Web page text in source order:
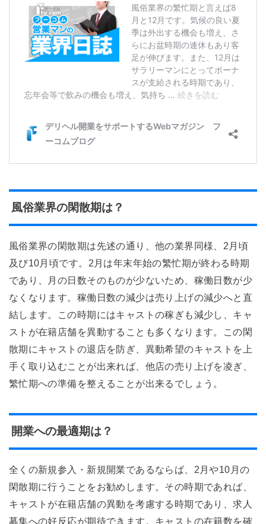
風俗業界の閑散期は？
風俗業界の閑散期は先述の通り、他の業界同様、2月頃
及び10月頃です。2月は年末年始の繁忙期が終わる時期
であり、月の日数そのものが少ないため、稼働日数が少
なくなります。稼働日数の減少は売り上げの減少へと直
結します。この時期にはキャストの稼ぎも減少し、キャ
ストが在籍店舗を異動することも多くなります。この閑
散期にキャストの退店を防ぎ、異動希望のキャストを上
手く取り込むことが出来れば、他店の売り上げを凌ぎ、
繁忙期への準備を整えることが出来るでしょう。
開業への最適期は？
全くの新規参入・新規開業であるならば、2月や10月の
閑散期に行うことをお勧めします。その時期であれば、
キャストが在籍店舗の異動を考慮する時期であり、求人
募集への好反応が期待できます。キャストの在籍数を確